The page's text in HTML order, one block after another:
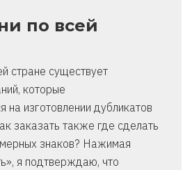
по всей
стране существует
которые
на изготовлении дубликатов
заказать также где сделать
знаков? Нажимая
я подтверждаю, что